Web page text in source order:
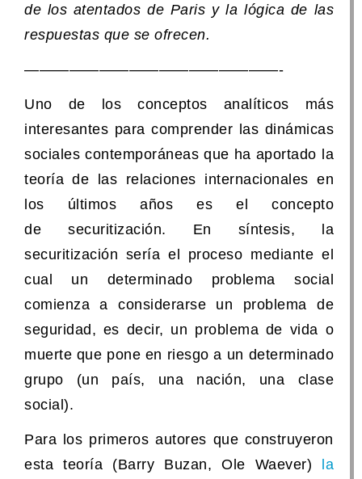
de los atentados de Paris y la lógica de las
respuestas que se ofrecen.
—————————————————-
Uno de los conceptos analíticos más
interesantes para comprender las dinámicas
sociales contemporáneas que ha aportado la
teoría de las relaciones internacionales en
los últimos años es el concepto
de securitización. En síntesis, la
securitización sería el proceso mediante el
cual un determinado problema social
comienza a considerarse un problema de
seguridad, es decir, un problema de vida o
muerte que pone en riesgo a un determinado
grupo (un país, una nación, una clase
social).
Para los primeros autores que construyeron
esta teoría (Barry Buzan, Ole Waever) la